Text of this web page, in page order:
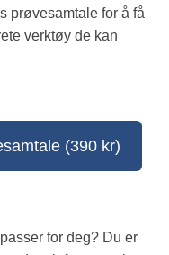
prøvesamtale for å få
verktøy de kan
(390 kr)
for deg? Du er